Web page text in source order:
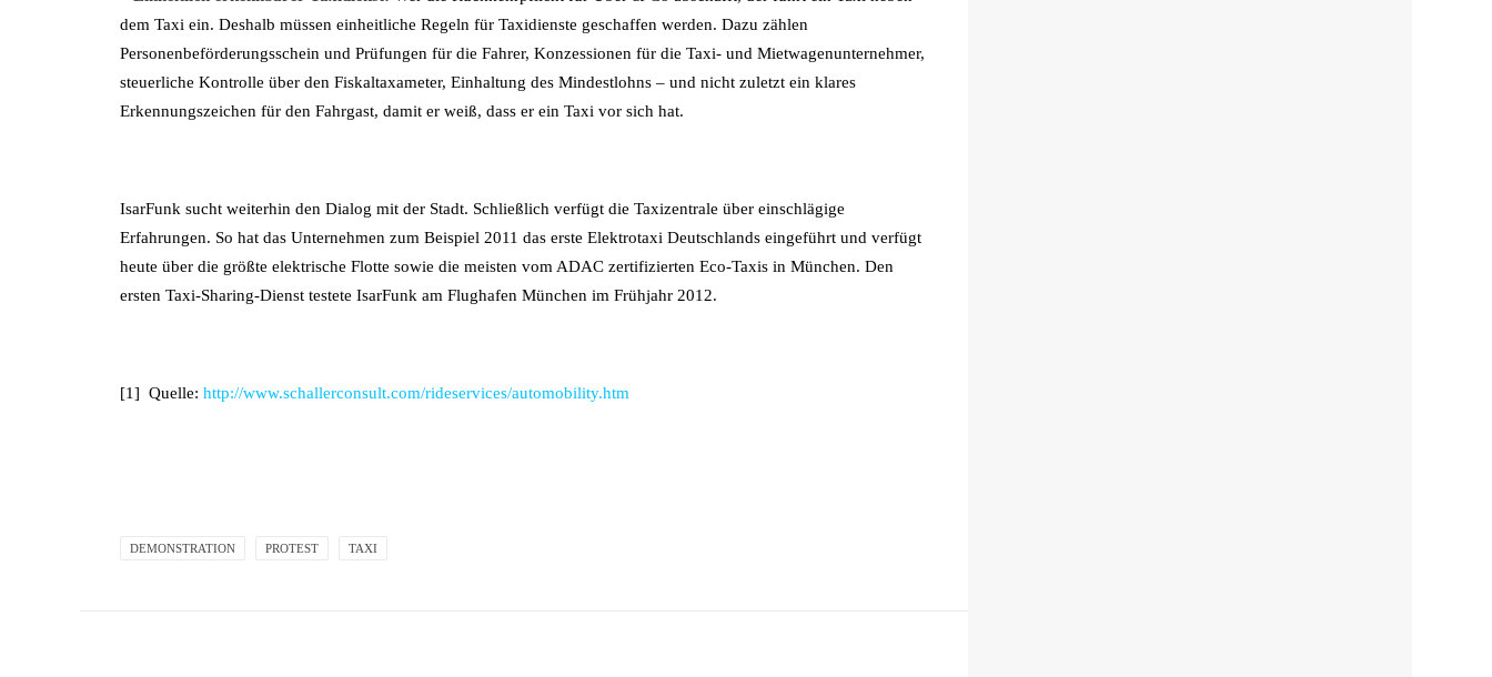
dem Taxi ein. Deshalb müssen einheitliche Regeln für Taxidienste geschaffen werden. Dazu zählen
Personenbeförderungsschein und Prüfungen für die Fahrer, Konzessionen für die Taxi- und Mietwagenunternehmer,
steuerliche Kontrolle über den Fiskaltaxameter, Einhaltung des Mindestlohns – und nicht zuletzt ein klares
Erkennungszeichen für den Fahrgast, damit er weiß, dass er ein Taxi vor sich hat.
IsarFunk sucht weiterhin den Dialog mit der Stadt. Schließlich verfügt die Taxizentrale über einschlägige
Erfahrungen. So hat das Unternehmen zum Beispiel 2011 das erste Elektrotaxi Deutschlands eingeführt und verfügt
heute über die größte elektrische Flotte sowie die meisten vom ADAC zertifizierten Eco-Taxis in München. Den
ersten Taxi-Sharing-Dienst testete IsarFunk am Flughafen München im Frühjahr 2012.
[1] Quelle: http://www.schallerconsult.com/rideservices/automobility.htm
DEMONSTRATION PROTEST TAXI